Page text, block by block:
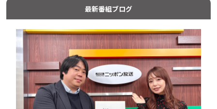
最新番組ブログ